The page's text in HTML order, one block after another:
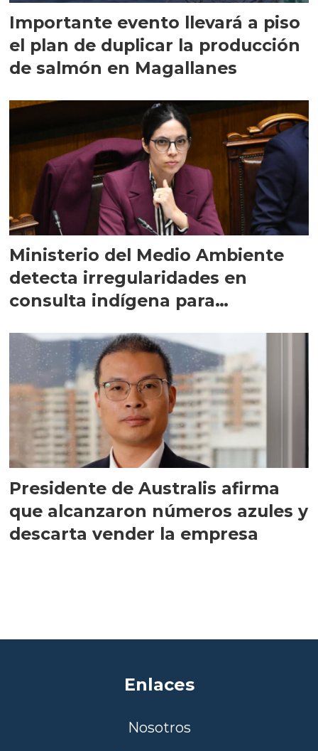
Importante evento llevará a piso
el plan de duplicar la producción
de salmón en Magallanes
Ministerio del Medio Ambiente
detecta irregularidades en
consulta indígena para
Presidente de Australis afirma
que alcanzaron números azules y
descarta vender la empresa
Enlaces
Nosotros